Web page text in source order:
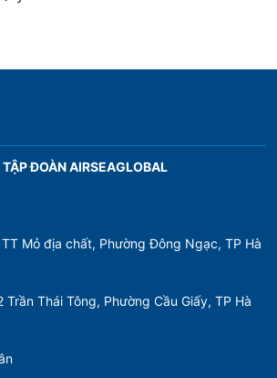
ĐOÀN AIRSEAGLOBAL
Mỏ địa chất, Phường Đông Ngạc, TP Hà
Trần Thái Tông, Phường Cầu Giấy, TP Hà